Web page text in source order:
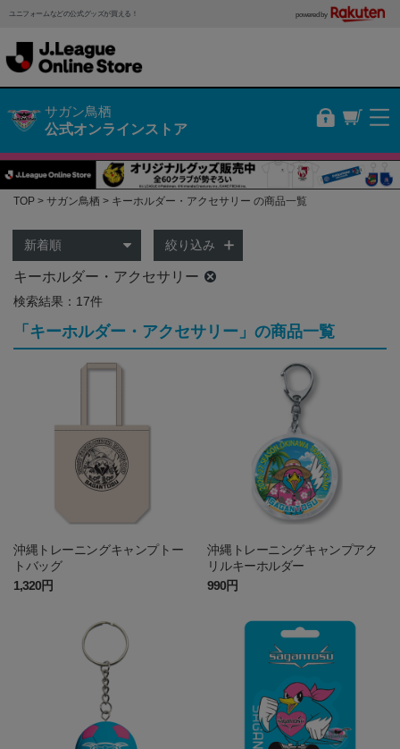
ユニフォームなどの公式グッズが買える！ powered by
サガン鳥栖
公式オンラインストア
TOP サガン鳥栖 キーホルダー・アクセサリー の商品一覧
絞り込み
キーホルダー・アクセサリー
検索結果：17件
「キーホルダー・アクセサリー」の商品一覧
沖縄トレーニングキャンプトー
トバッグ
1,320円
沖縄トレーニングキャンプアク
リルキーホルダー
990円